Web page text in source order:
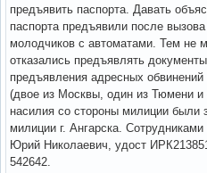
предъявить паспорта. Давать
паспорта предъявили после
молодчиков с автоматами. Тем не
отказались предъявлять
предъявления адресных
(двое из Москвы, один из Тюмени и
насилия со стороны милиции были
милиции г. Ангарска.
Юрий Николаевич, удост
542642.